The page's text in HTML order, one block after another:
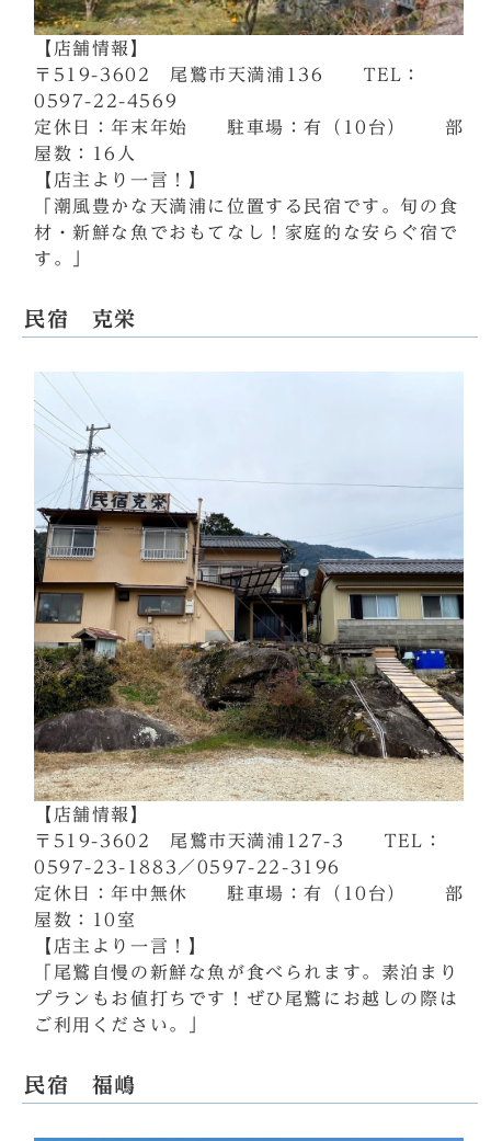
【店舗情報】
〒519-3602 尾鷲市天満浦136 TEL：
0597-22-4569
定休日：年末年始 駐車場：有（10台） 部
屋数：16人
【店主より一言！】
「潮風豊かな天満浦に位置する民宿です。旬の食
材・新鮮な魚でおもてなし！家庭的な安らぐ宿で
す。」
民宿 克栄
【店舗情報】
〒519-3602 尾鷲市天満浦127-3 TEL：
0597-23-1883／0597-22-3196
定休日：年中無休 駐車場：有（10台） 部
屋数：10室
【店主より一言！】
「尾鷲自慢の新鮮な魚が食べられます。素泊まり
プランもお値打ちです！ぜひ尾鷲にお越しの際は
ご利用ください。」
民宿 福嶋